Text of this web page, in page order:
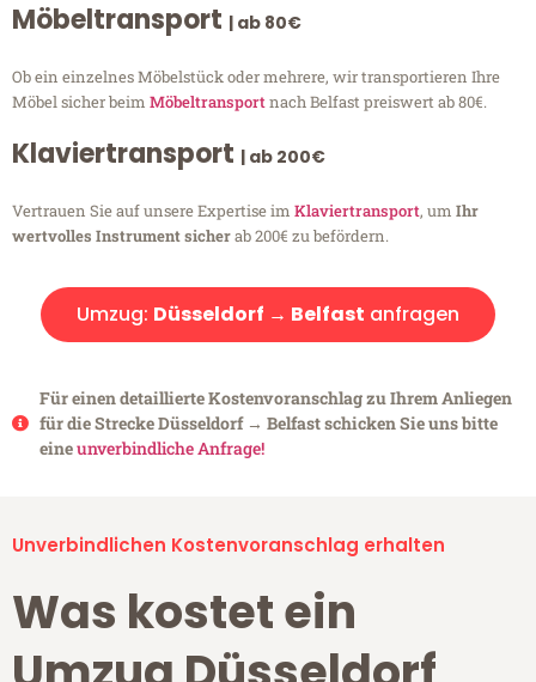
Möbeltransport | ab 80€
Ob ein einzelnes Möbelstück oder mehrere, wir transportieren Ihre
Möbel sicher beim Möbeltransportnach Belfast preiswert ab 80€.
Klaviertransport | ab 200€
Vertrauen Sie auf unsere Expertise im Klaviertransport, um Ihr
wertvolles Instrument sicherab 200€ zu befördern.
Umzug: Düsseldorf → Belfast anfragen
Für einen detaillierte Kostenvoranschlag zu Ihrem Anliegen
für die Strecke Düsseldorf → Belfast schicken Sie uns bitte
eineunverbindliche Anfrage!
Unverbindlichen Kostenvoranschlag erhalten
Was kostet ein